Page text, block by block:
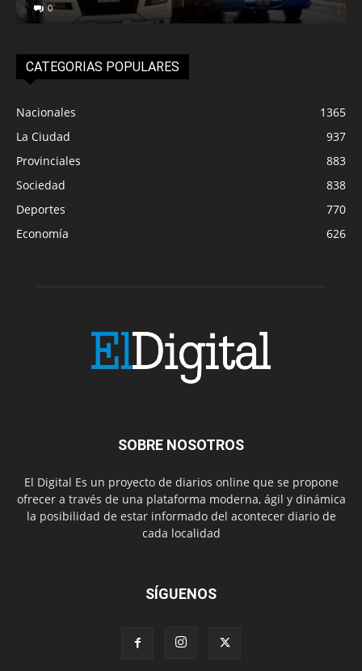
0
CATEGORIAS POPULARES
Nacionales
1365
La Ciudad
937
Provinciales
883
Sociedad
838
Deportes
770
Economía
626
SOBRE NOSOTROS
El Digital Es un proyecto de diarios online que se propone
ofrecer a través de una plataforma moderna, ágil y dinámica
la posibilidad de estar informado del acontecer diario de
cada localidad
SÍGUENOS